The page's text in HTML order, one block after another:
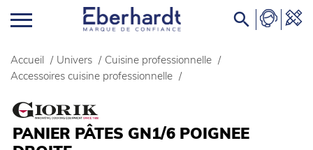

Accueil / Univers / Cuisine professionnelle /
Accessoires cuisine professionnelle /
PANIER PÂTES GN1/6 POIGNEE